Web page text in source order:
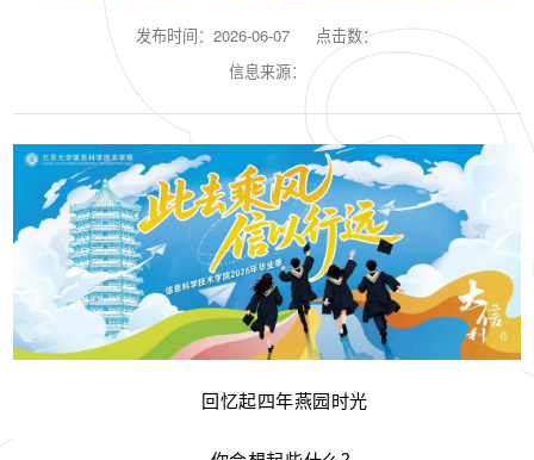
发布时间：2026-06-07
点击数：
信息来源：
回忆起四年燕园时光